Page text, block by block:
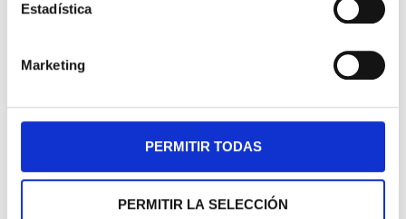
Estadística
Marketing
PERMITIR TODAS
PERMITIR LA SELECCIÓN